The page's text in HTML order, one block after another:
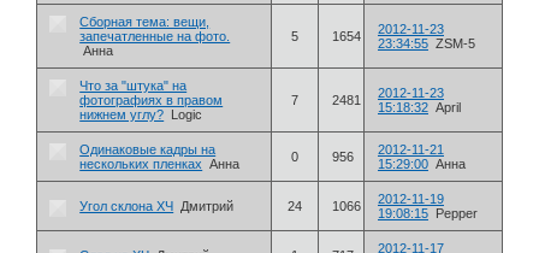
Сборная тема: вещи,
запечатленные на фото.
Анна
5 1654
2012-11-23
23:34:55 ZSM-5
Что за "штука" на
фотографиях в правом
нижнем углу?
Logic
7 2481
2012-11-23
15:18:32 April
Одинаковые кадры на
нескольких пленках
Анна 0 956
2012-11-21
15:29:00 Анна
Угол склона ХЧ Дмитрий 24 1066
2012-11-19
19:08:15
Pepper
2012-11-17